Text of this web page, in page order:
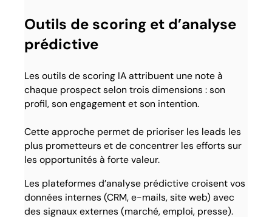
Outils de scoring et d’analyse
prédictive
Les outils de scoring IA attribuent une note à
chaque prospect selon trois dimensions : son
profil, son engagement et son intention.
Cette approche permet de prioriser les leads les
plus prometteurs et de concentrer les efforts sur
les opportunités à forte valeur.
Les plateformes d’analyse prédictive croisent vos
données internes (CRM, e-mails, site web) avec
des signaux externes (marché, emploi, presse).